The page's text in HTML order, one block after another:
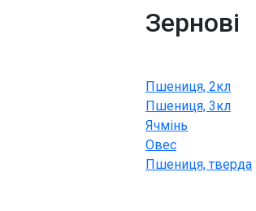
Зернові
Пшениця, 2кл
Пшениця, 3кл
Ячмінь
Овес
Пшениця, тверда